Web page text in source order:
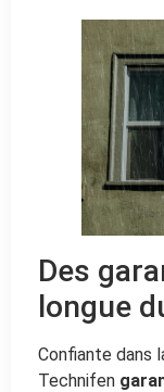
Des
longue
Confiante dans
Technifen